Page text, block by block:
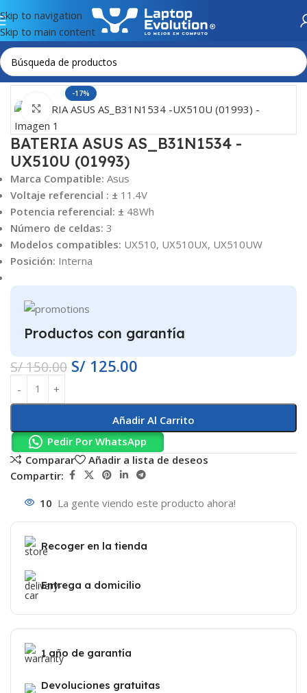
Skip to navigation
Skip to main content
Inicio BATERÍAS ASUS
-17%
Haga Click para agrandar
BATERIA ASUS AS_B31N1534 -
UX510U (01993)
Marca Compatible: Asus
Voltaje referencial : ± 11.4V
Potencia referencial: ± 48Wh
Número de celdas: 3
Modelos compatibles: UX510, UX510UX, UX510UW
Posición: Interna
Productos con garantía
S/150.00 S/ 125.00
Añadir Al Carrito
Pedir Por WhatsApp
Comparar
Añadir a lista de deseos
Compartir:
10 La gente viendo este producto ahora!
Recoger en la tienda
Entrega a domicilio
1 año de garantía
Devoluciones gratuitas